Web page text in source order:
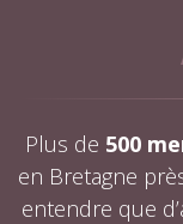
Plus de 500
en Bretagne
entendre que